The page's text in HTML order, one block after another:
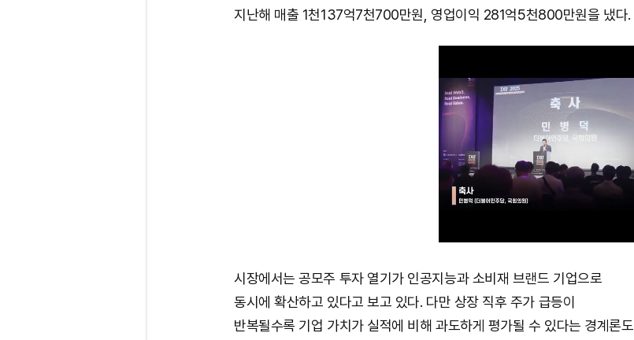
지난해 매출 1천137억7천700만원, 영업이익 281억5천800만원을 냈다.
u
시장에서는 공모주 투자 열기가 인공지능과 소비재 브랜드 기업으로
동시에 확산하고 있다고 보고 있다. 다만 상장 직후 주가 급등이
반복될수록 기업 가치가 실적에 비해 과도하게 평가될 수 있다는 경계론도